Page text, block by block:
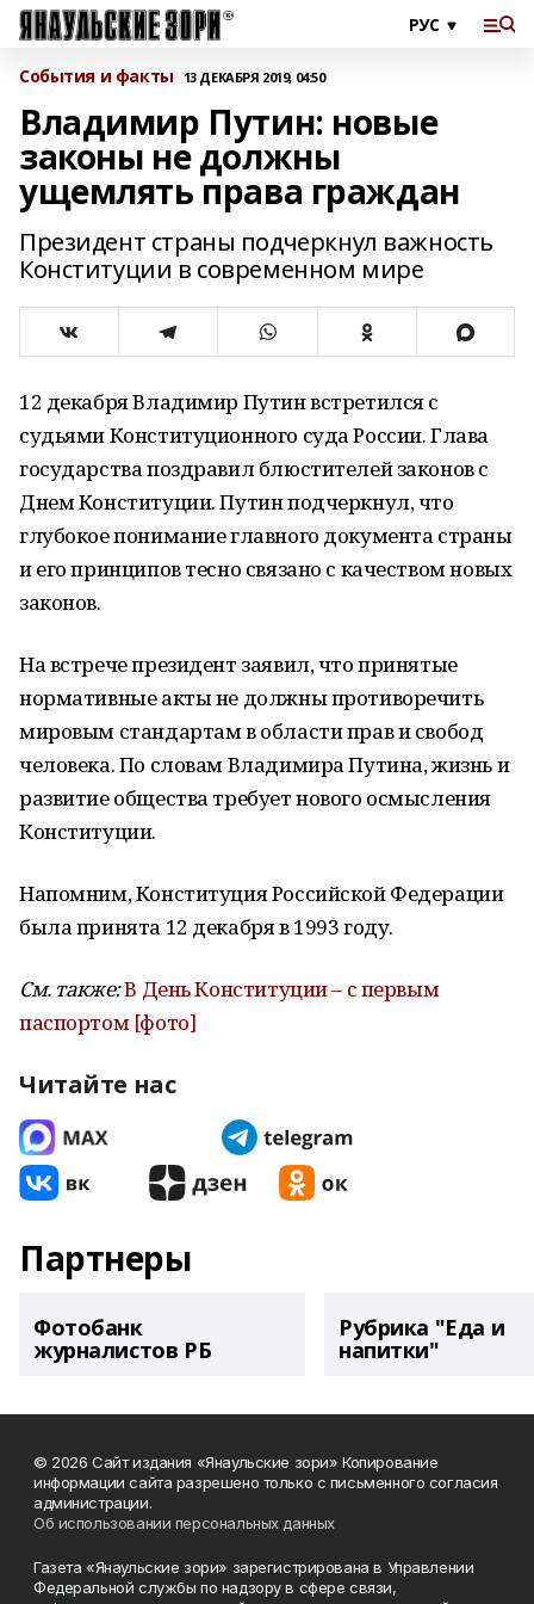
События и факты 13 ДЕКАБРЯ 2019, 04:50
Владимир Путин: новые
законы не должны
ущемлять права граждан
Президент страны подчеркнул важность
Конституции в современном мире
12 декабря Владимир Путин встретился с
судьями Конституционного суда России. Глава
государства поздравил блюстителей законов с
Днем Конституции. Путин подчеркнул, что
глубокое понимание главного документа страны
и его принципов тесно связано с качеством новых
законов.
На встрече президент заявил, что принятые
нормативные акты не должны противоречить
мировым стандартам в области прав и свобод
человека. По словам Владимира Путина, жизнь и
развитие общества требует нового осмысления
Конституции.
Напомним, Конституция Российской Федерации
была принята 12 декабря в 1993 году.
См. также:В День Конституции – с первым
паспортом [фото]
Читайте нас
Партнеры
Фотобанк
журналистов РБ
Рубрика "Еда и
напитки"
© 2026 Сайт издания «Янаульские зори» Копирование
информации сайта разрешено только с письменного согласия
администрации.
Об использовании персональных данных
Газета «Янаульские зори» зарегистрирована в Управлении
Федеральной службы по надзору в сфере связи,